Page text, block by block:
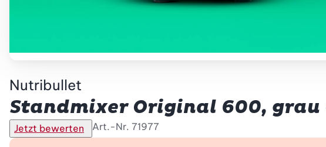
Nutribullet
Standmixer Original 600,
Jetzt bewerten Art.-Nr. 71977